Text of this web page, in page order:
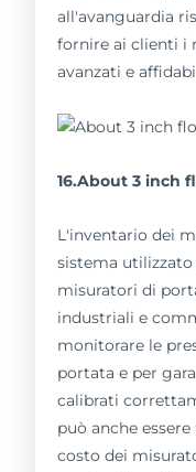
all'avanguardia
fornire ai clienti i
avanzati e
16.About 3 inch
L'inventario dei
sistema
misuratori di
industriali e
monitorare le
portata e per
calibrati
può anche
costo dei